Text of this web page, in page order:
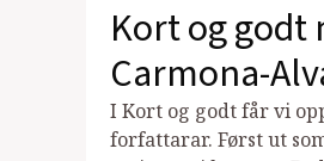
Kort og godt
Carmona-
I Kort og godt får vi
forfattarar. Først ut